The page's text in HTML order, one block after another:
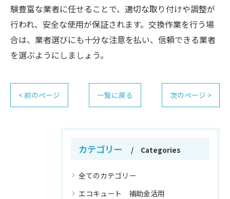
験豊富な業者に任せることで、適切な取り付けや調整が
行われ、安全な使用が保証されます。交換作業を行う場
合は、業者選びにも十分な注意を払い、信頼できる業者
を選ぶようにしましょう。
< 前のページ 一覧に戻る 次のページ >
カテゴリー Categories
全てのカテゴリー
エコキュート 補助金活用